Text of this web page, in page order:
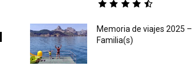
Memoria de viajes 2025 –
Familia(s)